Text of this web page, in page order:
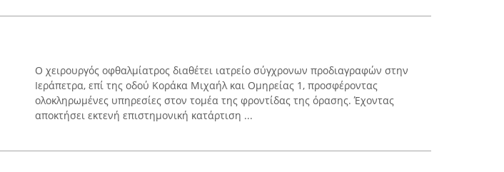
Ο χειρουργός οφθαλμίατρος διαθέτει ιατρείο σύγχρονων προδιαγραφών στην
Ιεράπετρα, επί της οδού Κοράκα Μιχαήλ και Ομηρείας 1, προσφέροντας
ολοκληρωμένες υπηρεσίες στον τομέα της φροντίδας της όρασης. Έχοντας
αποκτήσει εκτενή επιστημονική κατάρτιση ...